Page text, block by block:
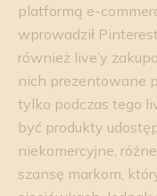
platformą e-
wprowadził
również live’y
nich prezentowane
tylko podczas tego
być produkty
niekomercyjne,
szansę markom,